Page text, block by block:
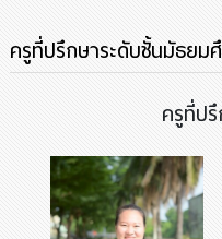
ครูที่ปรึกษาระดับชั้นมัธยม
ครูที่ป